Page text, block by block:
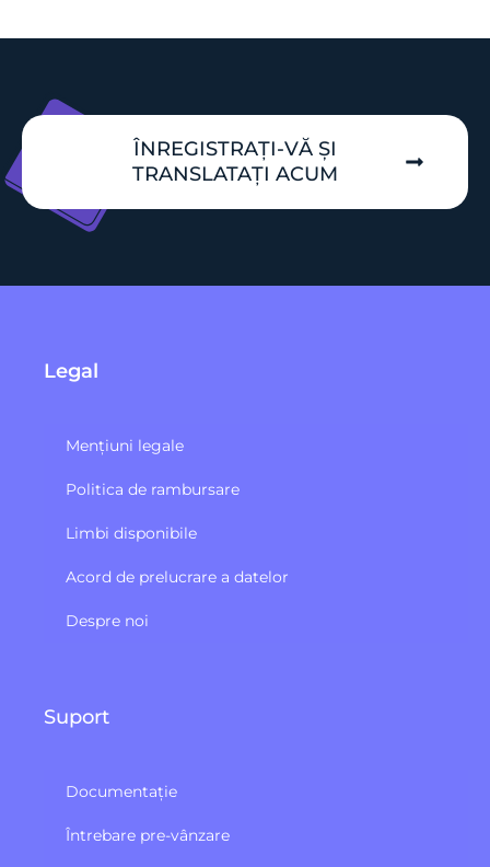
ÎNREGISTRAȚI-VĂ ȘI
TRANSLATAȚI ACUM
Legal
Mențiuni legale
Politica de rambursare
Limbi disponibile
Acord de prelucrare a datelor
Despre noi
Suport
Documentație
Întrebare pre-vânzare